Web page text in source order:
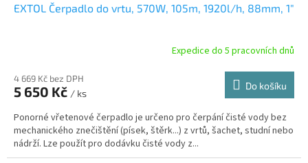
EXTOL Čerpadlo do vrtu, 570W, 105m, 1920l/h, 88mm, 1"
Expedice do 5 pracovních dnů
4 669 Kč bez DPH
5 650 Kč / ks
Do košíku
Ponorné vřetenové čerpadlo je určeno pro čerpání čisté vody bez
mechanického znečištění (písek, štěrk...) z vrtů, šachet, studní nebo
nádrží. Lze použít pro dodávku čisté vody z...